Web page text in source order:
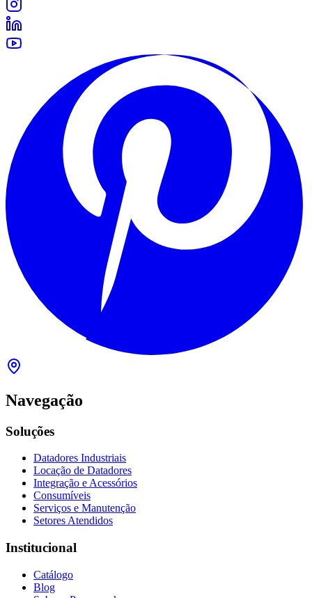
Navegação
Soluções
Datadores Industriais
Locação de Datadores
Integração e Acessórios
Consumíveis
Serviços e Manutenção
Setores Atendidos
Institucional
Catálogo
Blog